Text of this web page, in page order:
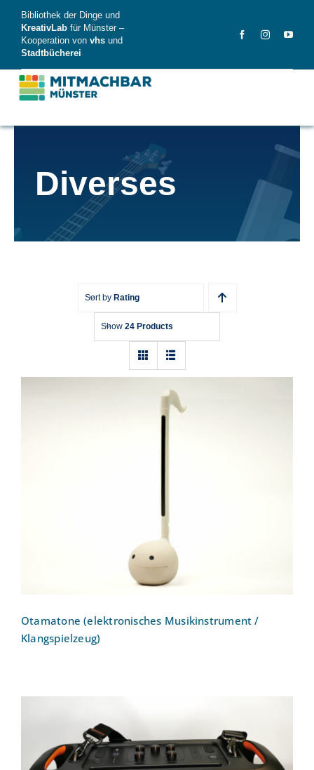
content
Bibliothek der Dinge und
KreativLab für Münster –
Kooperation von vhs und
Stadtbücherei
News
Diverses
Sort by Rating
Show 24 Products
Bewertet
von 5
Otamatone (elektronisches Musikinstrument /
Klangspielzeug)